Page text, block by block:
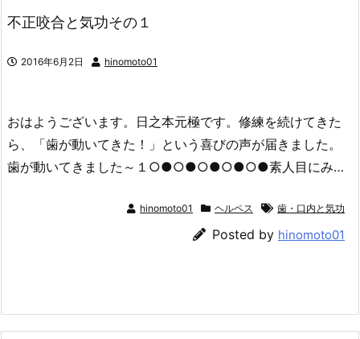
不正咬合と気功その１
2016年6月2日 hinomoto01
おはようございます。日之本元極です。修練を続けてきた
ら、「歯が動いてきた！」という喜びの声が届きました。
歯が動いてきました～１○●○●○●○●○●素人目にみ…
hinomoto01 ヘルペス 歯・口内と気功
Posted by hinomoto01